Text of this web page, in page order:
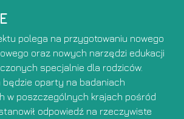
polega na przygotowaniu nowego
oraz nowych narzędzi edukacji
specjalnie dla rodziców.
będzie oparty na badaniach
w poszczególnych krajach pośród
odpowiedź na rzeczywiste